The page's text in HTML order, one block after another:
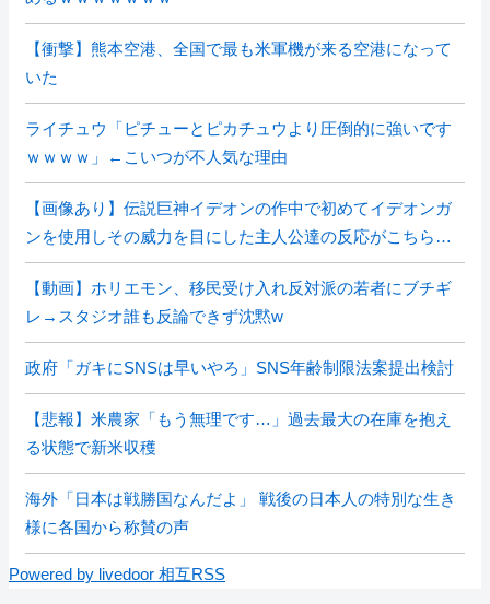
【衝撃】熊本空港、全国で最も米軍機が来る空港になって
いた
ライチュウ「ピチューとピカチュウより圧倒的に強いです
ｗｗｗｗ」←こいつが不人気な理由
【画像あり】伝説巨神イデオンの作中で初めてイデオンガ
ンを使用しその威力を目にした主人公達の反応がこちら…
【動画】ホリエモン、移民受け入れ反対派の若者にブチギ
レ→スタジオ誰も反論できず沈黙w
政府「ガキにSNSは早いやろ」SNS年齢制限法案提出検討
【悲報】米農家「もう無理です…」過去最大の在庫を抱え
る状態で新米収穫
海外「日本は戦勝国なんだよ」 戦後の日本人の特別な生き
様に各国から称賛の声
Powered by livedoor 相互RSS